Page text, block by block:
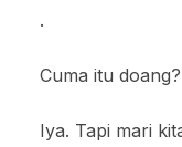
.
Cuma itu doang?
Iya. Tapi mari